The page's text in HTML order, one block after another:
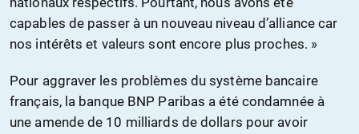
capables de passer à un nouveau niveau d’alliance car
nos intérêts et valeurs sont encore plus proches. »
Pour aggraver les problèmes du système bancaire
français, la banque BNP Paribas a été condamnée à
une amende de 10 milliards de dollars pour avoir